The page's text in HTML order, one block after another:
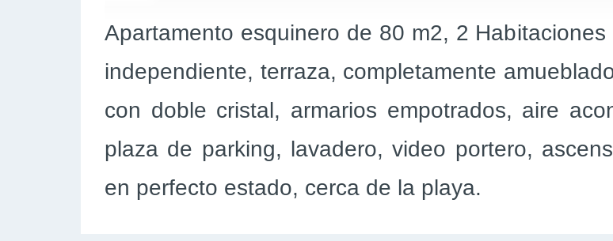
Apartamento esquinero de 80 m2, 2
independiente, terraza, completamente
con doble cristal, armarios empotrados, aire
plaza de parking, lavadero, video portero,
en perfecto estado, cerca de la playa.